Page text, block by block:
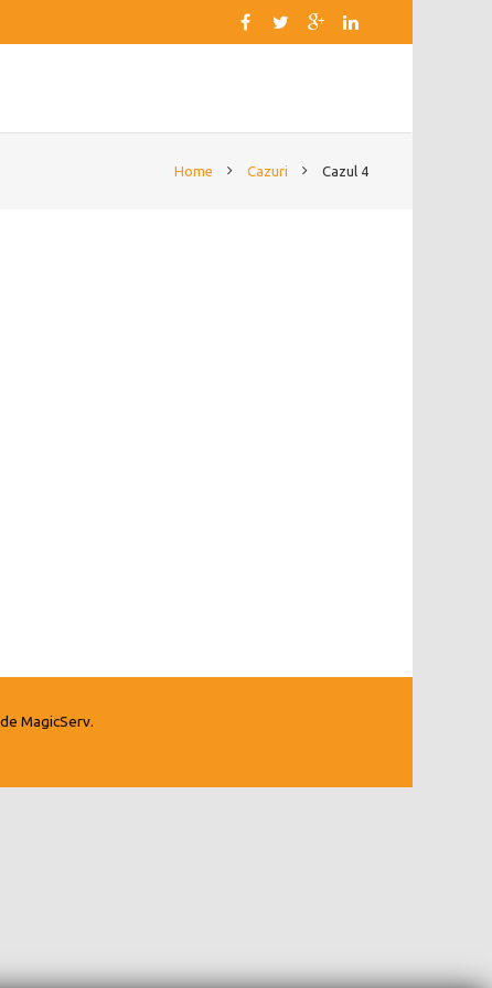
Home Cazuri Cazul 4
MagicServ.